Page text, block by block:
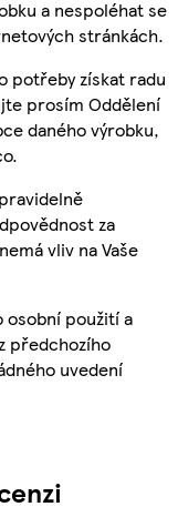
a nespoléhat se
stránkách.
potřeby získat radu
prosím Oddělení
daného výrobku,
za
vliv na Vaše
osobní použití a
předchozího
uvedení